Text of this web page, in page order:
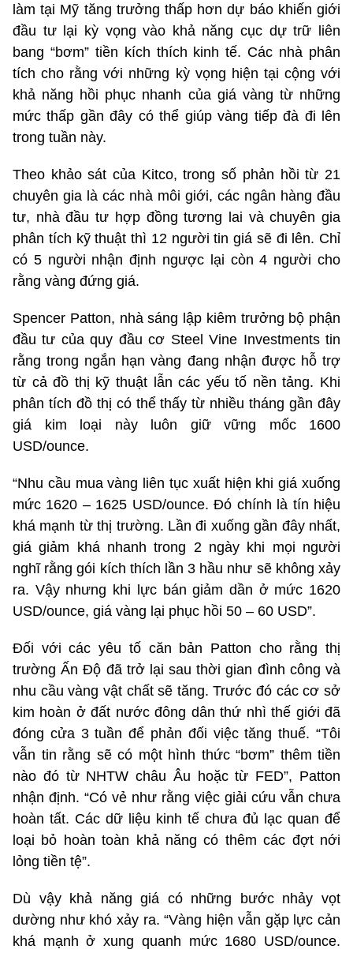
làm tại Mỹ tăng trưởng thấp hơn dự báo khiến giới
đầu tư lại kỳ vọng vào khả năng cục dự trữ liên
bang “bơm” tiền kích thích kinh tế. Các nhà phân
tích cho rằng với những kỳ vọng hiện tại cộng với
khả năng hồi phục nhanh của giá vàng từ những
mức thấp gần đây có thể giúp vàng tiếp đà đi lên
trong tuần này.
Theo khảo sát của Kitco, trong số phản hồi từ 21
chuyên gia là các nhà môi giới, các ngân hàng đầu
tư, nhà đầu tư hợp đồng tương lai và chuyên gia
phân tích kỹ thuật thì 12 người tin giá sẽ đi lên. Chỉ
có 5 người nhận định ngược lại còn 4 người cho
rằng vàng đứng giá.
Spencer Patton, nhà sáng lập kiêm trưởng bộ phận
đầu tư của quy đầu cơ Steel Vine Investments tin
rằng trong ngắn hạn vàng đang nhận được hỗ trợ
từ cả đồ thị kỹ thuật lẫn các yếu tố nền tảng. Khi
phân tích đồ thị có thể thấy từ nhiều tháng gần đây
giá kim loại này luôn giữ vững mốc 1600
USD/ounce.
“Nhu cầu mua vàng liên tục xuất hiện khi giá xuống
mức 1620 – 1625 USD/ounce. Đó chính là tín hiệu
khá mạnh từ thị trường. Lần đi xuống gần đây nhất,
giá giảm khá nhanh trong 2 ngày khi mọi người
nghĩ rằng gói kích thích lần 3 hầu như sẽ không xảy
ra. Vậy nhưng khi lực bán giảm dần ở mức 1620
USD/ounce, giá vàng lại phục hồi 50 – 60 USD”.
Đối với các yêu tố căn bản Patton cho rằng thị
trường Ấn Độ đã trở lại sau thời gian đình công và
nhu cầu vàng vật chất sẽ tăng. Trước đó các cơ sở
kim hoàn ở đất nước đông dân thứ nhì thế giới đã
đóng cửa 3 tuần để phản đối việc tăng thuế. “Tôi
vẫn tin rằng sẽ có một hình thức “bơm” thêm tiền
nào đó từ NHTW châu Âu hoặc từ FED”, Patton
nhận định. “Có vẻ như rằng việc giải cứu vẫn chưa
hoàn tất. Các dữ liệu kinh tế chưa đủ lạc quan để
loại bỏ hoàn toàn khả năng có thêm các đợt nới
lỏng tiền tệ”.
Dù vậy khả năng giá có những bước nhảy vọt
dường như khó xảy ra. “Vàng hiện vẫn gặp lực cản
khá mạnh ở xung quanh mức 1680 USD/ounce.